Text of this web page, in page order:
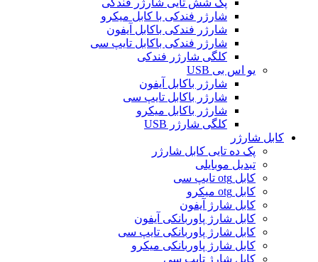
پک شش تایی شارژر فندکی
شارژر فندکی با کابل میکرو
شارژر فندکی باکابل آیفون
شارژر فندکی باکابل تایپ سی
کلگی شارژر فندکی
یو اس بی USB
شارژر باکابل آیفون
شارژر باکابل تایپ سی
شارژر باکابل میکرو
کلگی شارژر USB
کابل شارژر
پک ده تایی کابل شارژر
تبدیل موبایلی
کابل otg تایپ سی
کابل otg میکرو
کابل شارژ آیفون
کابل شارژ پاوربانکی آیفون
کابل شارژ پاوربانکی تایپ سی
کابل شارژ پاوربانکی میکرو
کابل شارژ تایپ سی